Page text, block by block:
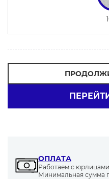
ОПЛАТА
Работаем с
Минимальная сумма